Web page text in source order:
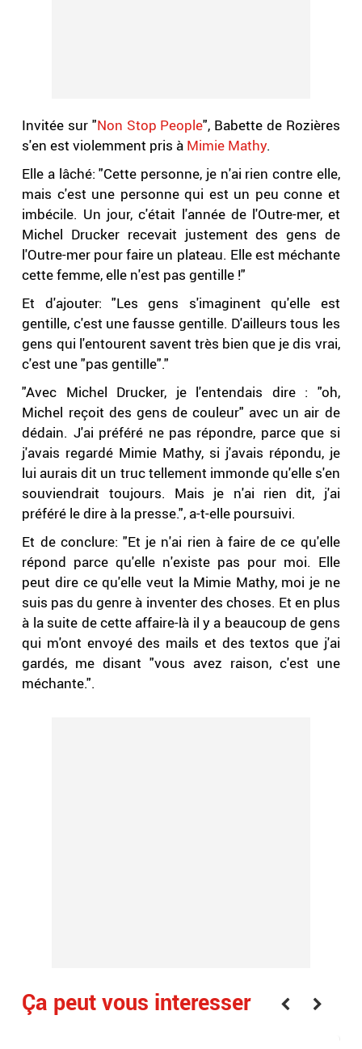
Invitée sur "Non Stop People", Babette de Rozières
s'en est violemment pris à Mimie Mathy.
Elle a lâché: "Cette personne, je n'ai rien contre elle,
mais c'est une personne qui est un peu conne et
imbécile. Un jour, c'était l'année de l'Outre-mer, et
Michel Drucker recevait justement des gens de
l'Outre-mer pour faire un plateau. Elle est méchante
cette femme, elle n'est pas gentille !"
Et d'ajouter: "Les gens s'imaginent qu'elle est
gentille, c'est une fausse gentille. D'ailleurs tous les
gens qui l'entourent savent très bien que je dis vrai,
c'est une "pas gentille"."
"Avec Michel Drucker, je l'entendais dire : "oh,
Michel reçoit des gens de couleur" avec un air de
dédain. J'ai préféré ne pas répondre, parce que si
j'avais regardé Mimie Mathy, si j'avais répondu, je
lui aurais dit un truc tellement immonde qu'elle s'en
souviendrait toujours. Mais je n'ai rien dit, j'ai
préféré le dire à la presse.", a-t-elle poursuivi.
Et de conclure: "Et je n'ai rien à faire de ce qu'elle
répond parce qu'elle n'existe pas pour moi. Elle
peut dire ce qu'elle veut la Mimie Mathy, moi je ne
suis pas du genre à inventer des choses. Et en plus
à la suite de cette affaire-là il y a beaucoup de gens
qui m'ont envoyé des mails et des textos que j'ai
gardés, me disant "vous avez raison, c'est une
méchante.".
Ça peut vous interesser